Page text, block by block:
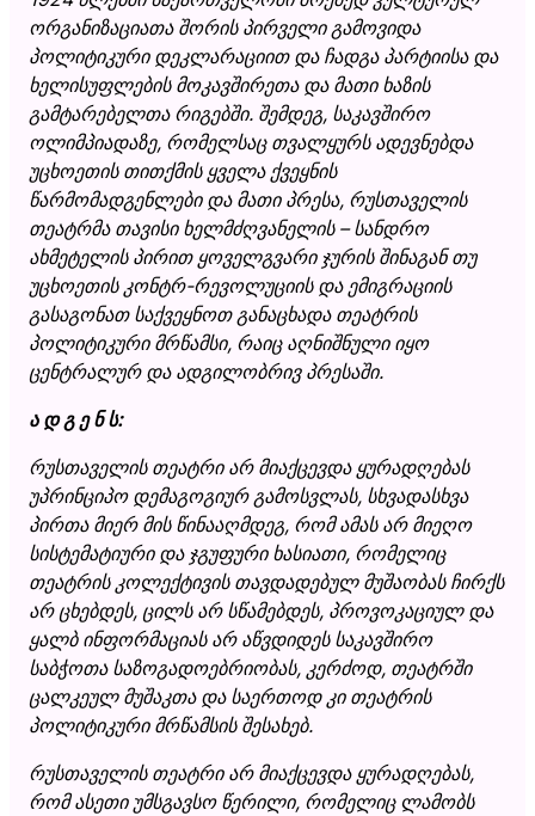
ორგანიზაციათა შორის პირველი გამოვიდა
პოლიტიკური დეკლარაციით და ჩადგა პარტიისა და
ხელისუფლების მოკავშირეთა და მათი ხაზის
გამტარებელთა რიგებში. შემდეგ, საკავშირო
ოლიმპიადაზე, რომელსაც თვალყურს ადევნებდა
უცხოეთის თითქმის ყველა ქვეყნის
წარმომადგენლები და მათი პრესა, რუსთაველის
თეატრმა თავისი ხელმძღვანელის – სანდრო
ახმეტელის პირით ყოველგვარი ჯურის შინაგან თუ
უცხოეთის კონტრ-რევოლუციის და ემიგრაციის
გასაგონათ საქვეყნოთ განაცხადა თეატრის
პოლიტიკური მრწამსი, რაიც აღნიშნული იყო
ცენტრალურ და ადგილობრივ პრესაში.
ა დ გ ე ნ ს:
რუსთაველის თეატრი არ მიაქცევდა ყურადღებას
უპრინციპო დემაგოგიურ გამოსვლას, სხვადასხვა
პირთა მიერ მის წინააღმდეგ, რომ ამას არ მიეღო
სისტემატიური და ჯგუფური ხასიათი, რომელიც
თეატრის კოლექტივის თავდადებულ მუშაობას ჩირქს
არ ცხებდეს, ცილს არ სწამებდეს, პროვოკაციულ და
ყალბ ინფორმაციას არ აწვდიდეს საკავშირო
საბჭოთა საზოგადოებრიობას, კერძოდ, თეატრში
ცალკეულ მუშაკთა და საერთოდ კი თეატრის
პოლიტიკური მრწამსის შესახებ.
რუსთაველის თეატრი არ მიაქცევდა ყურადღებას,
რომ ასეთი უმსგავსო წერილი, რომელიც ლამობს